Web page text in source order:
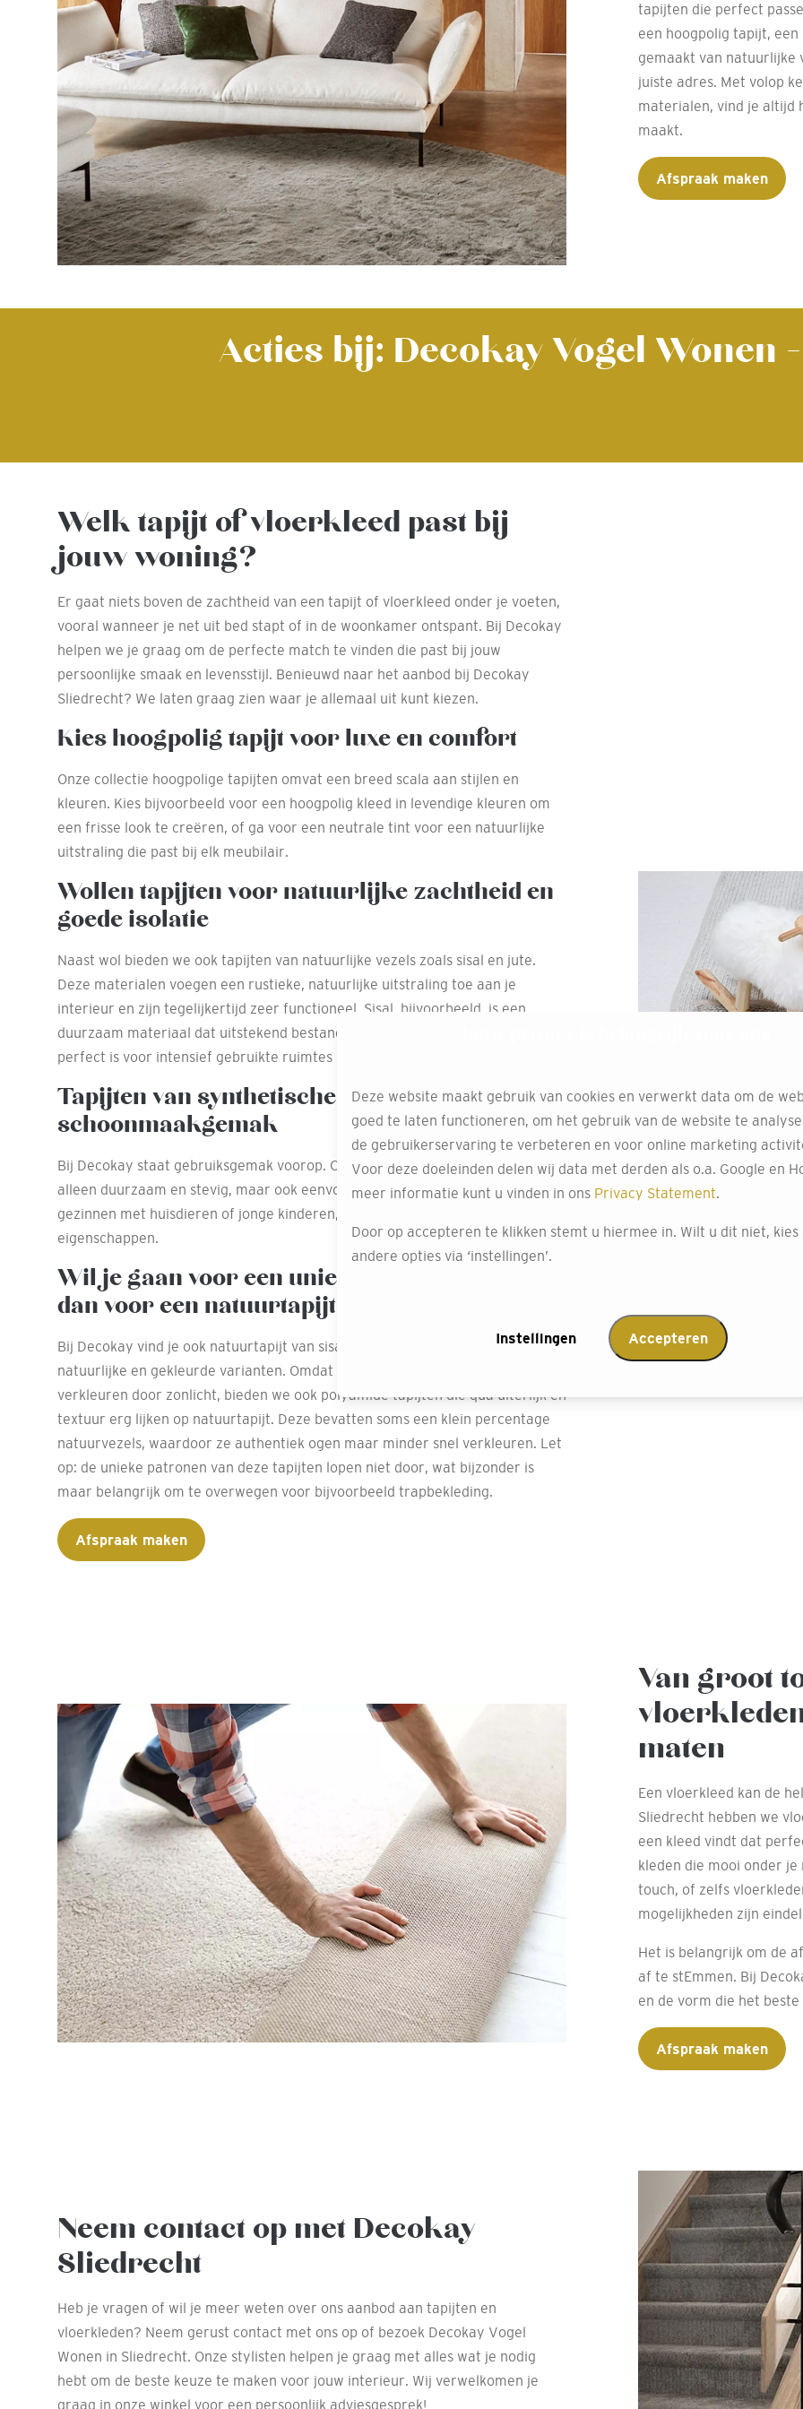
tapijten die perfect
een hoogpolig tapijt,
gemaakt van natuurlijke
juiste adres. Met volop
materialen, vind je altijd
maakt.
Afspraak maken
Acties bij: Decokay Vogel Wonen
Welk tapijt of vloerkleed past bij
jouw woning?
Er gaat niets boven de zachtheid van een tapijt of vloerkleed onder je voeten,
vooral wanneer je net uit bed stapt of in de woonkamer ontspant. Bij Decokay
helpen we je graag om de perfecte match te vinden die past bij jouw
persoonlijke smaak en levensstijl. Benieuwd naar het aanbod bij Decokay
Sliedrecht? We laten graag zien waar je allemaal uit kunt kiezen.
Kies hoogpolig tapijt voor luxe en comfort
Onze collectie hoogpolige tapijten omvat een breed scala aan stijlen en
kleuren. Kies bijvoorbeeld voor een hoogpolig kleed in levendige kleuren om
een frisse look te creëren, of ga voor een neutrale tint voor een natuurlijke
uitstraling die past bij elk meubilair.
Wollen tapijten voor natuurlijke zachtheid en
goede isolatie
Naast wol bieden we ook tapijten van natuurlijke vezels zoals sisal en jute.
Deze materialen voegen een rustieke, natuurlijke uitstraling toe aan je
interieur en zijn tegelijkertijd zeer functioneel. Sisal, bijvoorbeeld, is een
duurzaam materiaal dat uitstekend bestand is tegen slijtage, waardoor het
perfect is voor intensief gebruikte ruimtes zoals de hal.
Tapijten van synthetische vezels voor
schoonmaakgemak
Bij Decokay staat gebruiksgemak voorop. Onze synthetische tapijten zijn niet
alleen duurzaam en stevig, maar ook eenvoudig schoon te maken. Ideaal voor
gezinnen met huisdieren of jonge kinderen, dankzij hun vlekbestendige
eigenschappen.
Wil je gaan voor een unieke uitstraling? Ga
dan voor een natuurtapijt
Bij Decokay vind je ook natuurtapijt van sisal, kokos of zeegras, beschikbaar in
natuurlijke en gekleurde varianten. Omdat natuurlijke materialen kunnen
verkleuren door zonlicht, bieden we ook polyamide tapijten die qua uiterlijk en
textuur erg lijken op natuurtapijt. Deze bevatten soms een klein percentage
natuurvezels, waardoor ze authentiek ogen maar minder snel verkleuren. Let
op: de unieke patronen van deze tapijten lopen niet door, wat bijzonder is
maar belangrijk om te overwegen voor bijvoorbeeld trapbekleding.
Afspraak maken
Van groot
maten
Een vloerkleed kan de
Sliedrecht hebben we
een kleed vindt dat
kleden die mooi onder
touch, of zelfs
mogelijkheden zijn
Het is belangrijk om de
af te stEmmen. Bij
en de vorm die het
Afspraak maken
Neem contact op met Decokay
Sliedrecht
Heb je vragen of wil je meer weten over ons aanbod aan tapijten en
vloerkleden? Neem gerust contact met ons op of bezoek Decokay Vogel
Wonen in Sliedrecht. Onze stylisten helpen je graag met alles wat je nodig
hebt om de beste keuze te maken voor jouw interieur. Wij verwelkomen je
graag in onze winkel voor een persoonlijk adviesgesprek!
Deze website maakt gebruik van cookies en verwerkt data om de
goed te laten functioneren, om het gebruik van de website te
de gebruikerservaring te verbeteren en voor online marketing
Voor deze doeleinden delen wij data met derden als o.a. Google en
meer informatie kunt u vinden in ons Privacy Statement.
Door op accepteren te klikken stemt u hiermee in. Wilt u dit niet, kies
andere opties via ‘instellingen’.
Instellingen Accepteren